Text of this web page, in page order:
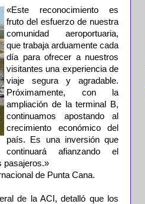
«Este reconocimiento es
fruto del esfuerzo de nuestra
comunidad aeroportuaria,
que trabaja arduamente cada
día para ofrecer a nuestros
visitantes una experiencia de
viaje segura y agradable.
Próximamente, con la
ampliación de la terminal B,
continuamos apostando al
crecimiento económico del
país. Es una inversión que
continuará afianzando el
pasajeros.»
de Punta Cana.
de la ACI, detalló que los